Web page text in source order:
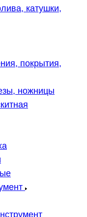
катушки,
покрытия,
ножницы